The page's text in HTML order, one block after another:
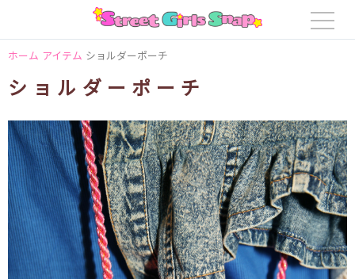
ホーム アイテム ショルダーポーチ
ショルダーポーチ